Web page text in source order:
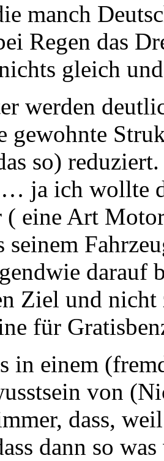
manch
Regen das
gleich
werden
gewohnte
so)
ja ich wollte
( eine Art
seinem
darauf
Ziel und nicht
für
in einem
von
dass,
dann so